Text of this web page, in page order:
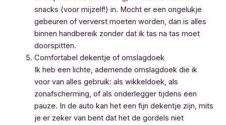
snacks (voor mijzelf!) in. Mocht er een ongelukje
gebeuren of ververst moeten worden, dan is alles
binnen handbereik zonder dat ik tas na tas moet
doorspitten.
Comfortabel dekentje of omslagdoek
Ik heb een lichte, ademende omslagdoek die ik
voor van alles gebruik: als wikkeldoek, als
zonafscherming, of als onderlegger tijdens een
pauze. In de auto kan het een fijn dekentje zijn, mits
je er zeker van bent dat het de gordels niet